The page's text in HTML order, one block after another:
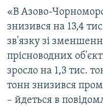
«В Азово-
знизився на 13,4
зв'язку зі
прісноводних
зросло на 1,3 тис.
тонн знизився
– йдеться в